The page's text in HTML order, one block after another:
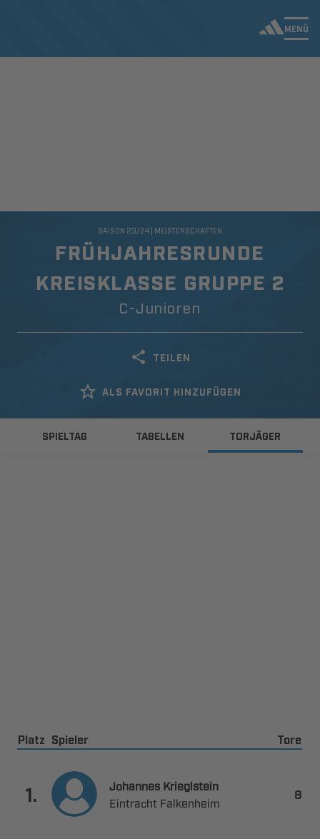
MENÜ
FRÜHJAHRESRUNDE
KREISKLASSE GRUPPE 2
C-Junioren
SAISON 23/24 | MEISTERSCHAFTEN
TEILEN
ALS FAVORIT HINZUFÜGEN
SPIELTAG TABELLEN TORJÄGER
Platz Spieler Tore
.
 
 
